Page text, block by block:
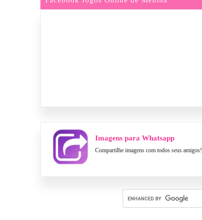
Imagens para Whatsapp
Compartilhe imagens com todos seus amigos!